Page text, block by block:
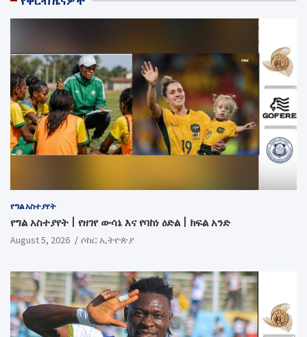
የግል አስተያየት
የግል አስተያየት | የዘገየ ውሳኔ እና የባከነ ዕድል | ክፍል አንድ
August 5, 2026 ሶከር ኢትዮጵያ